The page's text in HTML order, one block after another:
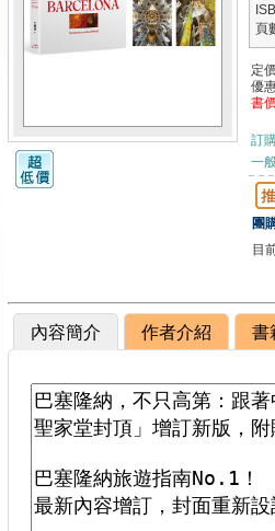
頁
定
優
書
訂
一
團
目
內容簡介 作者介紹 書